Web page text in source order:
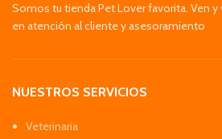
Somos tu tienda Pet Lover favorita. Ven
en atención al cliente y asesoramiento
NUESTROS SERVICIOS
Veterinaria